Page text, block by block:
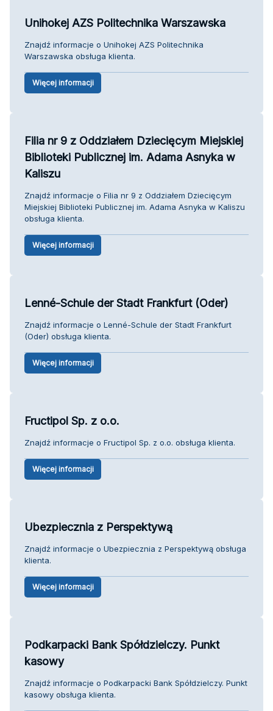
Unihokej AZS Politechnika Warszawska
Znajdź informacje o Unihokej AZS Politechnika
Warszawska obsługa klienta.
Więcej informacji
Filia nr 9 z Oddziałem Dziecięcym Miejskiej
Biblioteki Publicznej im. Adama Asnyka w
Kaliszu
Znajdź informacje o Filia nr 9 z Oddziałem Dziecięcym
Miejskiej Biblioteki Publicznej im. Adama Asnyka w Kaliszu
obsługa klienta.
Więcej informacji
Lenné-Schule der Stadt Frankfurt (Oder)
Znajdź informacje o Lenné-Schule der Stadt Frankfurt
(Oder) obsługa klienta.
Więcej informacji
Fructipol Sp. z o.o.
Znajdź informacje o Fructipol Sp. z o.o. obsługa klienta.
Więcej informacji
Ubezpiecznia z Perspektywą
Znajdź informacje o Ubezpiecznia z Perspektywą obsługa
klienta.
Więcej informacji
Podkarpacki Bank Spółdzielczy. Punkt
kasowy
Znajdź informacje o Podkarpacki Bank Spółdzielczy. Punkt
kasowy obsługa klienta.